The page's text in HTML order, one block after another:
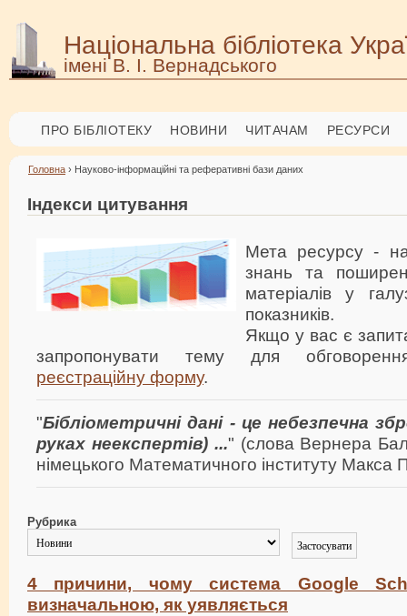
Національна бібліотека
імені В. І. Вернадського
ПРО БІБЛІОТЕКУ НОВИНИ ЧИТАЧАМ РЕСУРСИ
Головна › Науково-інформаційні та реферативні бази даних
Індекси цитування
Мета ресурсу -
знань та
матеріалів у
показників.
Якщо у вас є
запропонувати тему для
реєстраційну форму.
"Бібліометричні дані - це небезпечна
руках неекспертів) ..." (слова Вернера
німецького Математичного інституту Макса
Рубрика
4 причини, чому система Google
визначальною, як уявляється